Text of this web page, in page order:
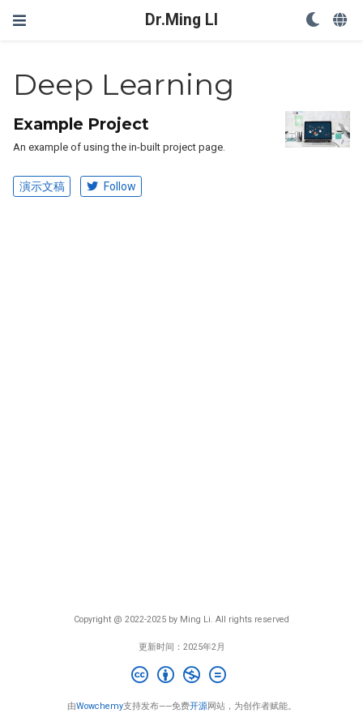
Dr.Ming LI
Deep Learning
Example Project
An example of using the in-built project page.
演示文稿 Follow
Copyright @ 2022-2025 by Ming Li. All rights reserved
更新时间：2025年2月
由Wowchemy支持发布——免费开源网站，为创作者赋能。